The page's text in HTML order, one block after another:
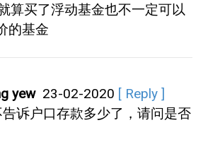
算买了浮动基金也不一定可以
的基金
yew 23-02-2020
[ Reply ]
诉户口存款多少了，请问是否